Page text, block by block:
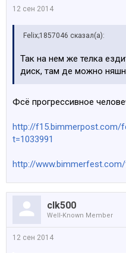
12 сен 2014
Felix;1857046 сказал(а):
Так на нем же телка
диск, там де можно
Фсё прогрессивное
http://f15.bimmerpost.com/
t=1033991
http://
clk500
Well-Known Member
12 сен 2014